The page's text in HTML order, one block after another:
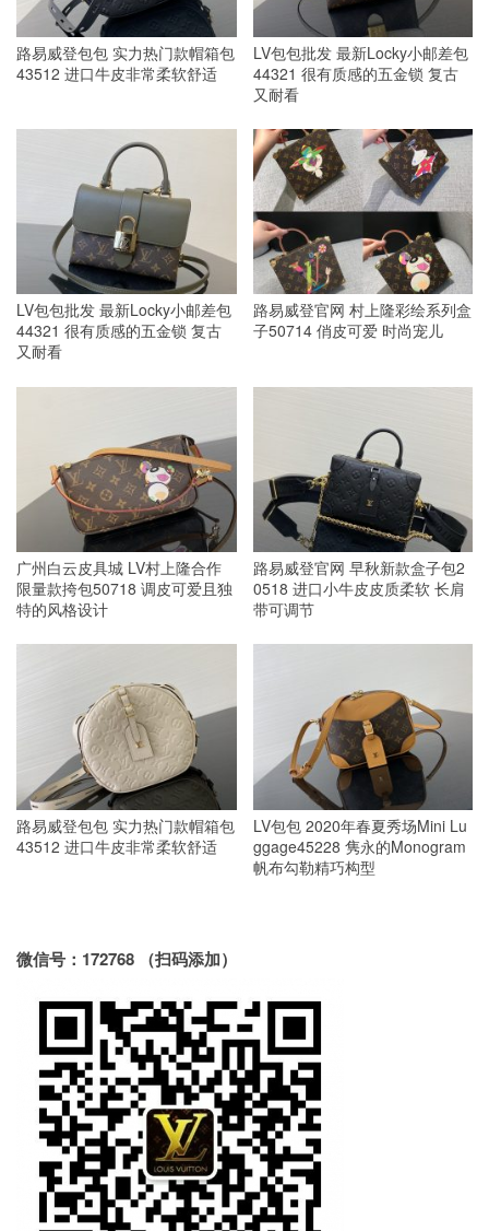
路易威登包包 实力热门款帽箱包
43512 进口牛皮非常柔软舒适
LV包包批发 最新Locky小邮差包
44321 很有质感的五金锁 复古
又耐看
LV包包批发 最新Locky小邮差包
44321 很有质感的五金锁 复古
又耐看
路易威登官网 村上隆彩绘系列盒
子50714 俏皮可爱 时尚宠儿
广州白云皮具城 LV村上隆合作
限量款挎包50718 调皮可爱且独
特的风格设计
路易威登官网 早秋新款盒子包2
0518 进口小牛皮皮质柔软 长肩
带可调节
路易威登包包 实力热门款帽箱包
43512 进口牛皮非常柔软舒适
LV包包 2020年春夏秀场Mini Lu
ggage45228 隽永的Monogram
帆布勾勒精巧构型
微信号：172768 （扫码添加）